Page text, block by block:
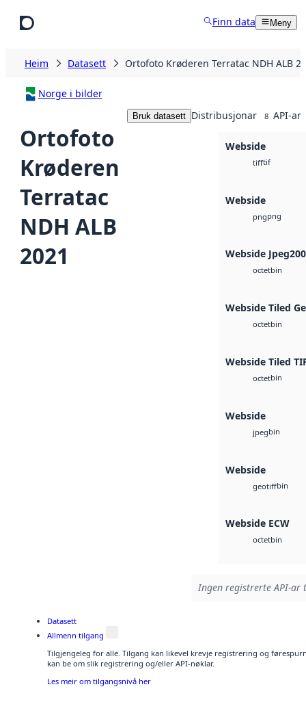
Finn data Meny
Heim Datasett Ortofoto Krøderen Terratac NDH ALB
Norge i bilder
Ortofoto
Krøderen
Terratac
NDH ALB
2021
Bruk datasett Distribusjonar 8 API-ar
Webside
tifftif
Webside
pngpng
Webside
octetbin
Webside Tiled
octetbin
Webside Tiled
octetbin
Webside
jpegbin
Webside
geotiffbin
Webside ECW
octetbin
Ingen registrerte API-
Datasett
Allmenn tilgang
Tilgjengeleg for alle. Tilgang kan likevel krevje registrering og
kan be om slik registrering og/eller API-nøklar.
Les meir om tilgangsnivå her